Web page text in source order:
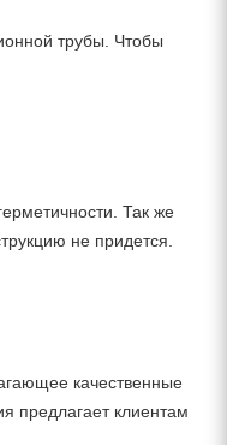
трубы. Чтобы
Так же
не придется.
качественные
предлагает клиентам